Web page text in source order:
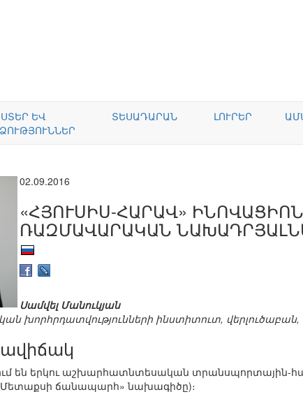
ԵՎ
ՏԵՍԱԴԱՐԱՆ ԼՈՒՐԵՐ
02.09.2016
«ՀՅՈՒՍԻՍ-ՀԱՐԱՎ»
ՌԱԶՄԱՎԱՐԱԿԱՆ
Սամվել Մանուկյան
խորհրդատվությունների ինստիտուտ, վերլուծաբան,
են երկու աշխարհատնտեսական տրանսպորտային-
ճանապարհ» նախագիծը)։